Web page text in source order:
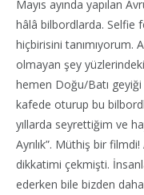
Mayıs ayında yapılan
hâlâ bilbordlarda. Selfie
hiçbirisini tanımıyorum.
olmayan şey
hemen Doğu/Batı
kafede oturup bu
yıllarda seyrettiğim ve
Ayrılık”. Müthiş bir
dikkatimi çekmişti.
ederken bile bizden daha